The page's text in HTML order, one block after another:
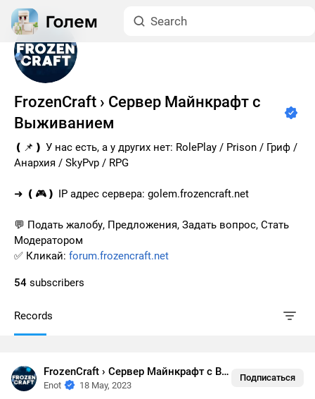
FrozenCraft › Сервер Майнкрафт с
Выживанием
❪📌❫ У нас есть, а у других нет: RolePlay / Prison / Гриф /
Анархия / SkyPvp / RPG
➜ ❪🎮❫ IP адрес сервера: golem.frozencraft.net
💬 Подать жалобу, Предложения, Задать вопрос, Стать
Модератором
✅ Кликай: forum.frozencraft.net
54 subscribers
Records
FrozenCraft › Сервер Майнкрафт с Выживанием
Enot
18 May, 2023
Подписаться